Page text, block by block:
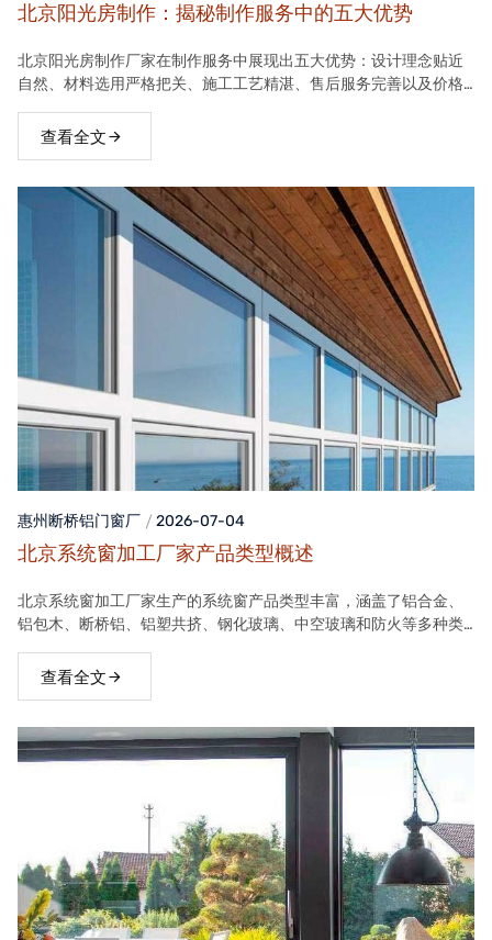
北京阳光房制作：揭秘制作服务中的五大优势
北京阳光房制作厂家在制作服务中展现出五大优势：设计理念贴近
自然、材料选用严格把关、施工工艺精湛、售后服务完善以及价格
查看全文
惠州断桥铝门窗厂 2026-07-04
北京系统窗加工厂家产品类型概述
北京系统窗加工厂家生产的系统窗产品类型丰富，涵盖了铝合金、
铝包木、断桥铝、铝塑共挤、钢化玻璃、中空玻璃和防火等多种类
满足不同客户的需求。
查看全文